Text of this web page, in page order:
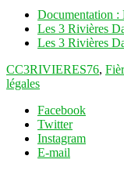
Documentation :
Les 3 Rivières
Les 3 Rivières
CC3RIVIERES76,
légales
Facebook
Twitter
Instagram
E-mail